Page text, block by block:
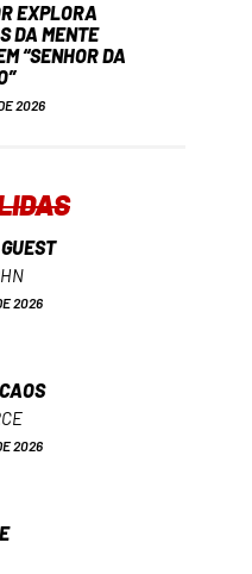
EXPLORA
DA MENTE
“SENHOR DA
2026
2026
2026